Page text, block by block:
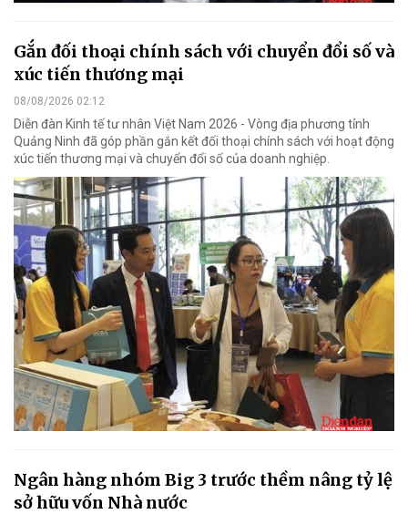
Gắn đối thoại chính sách với chuyển đổi số và
xúc tiến thương mại
08/08/2026 02:12
Diễn đàn Kinh tế tư nhân Việt Nam 2026 - Vòng địa phương tỉnh
Quảng Ninh đã góp phần gắn kết đối thoại chính sách với hoạt động
xúc tiến thương mại và chuyển đổi số của doanh nghiệp.
Ngân hàng nhóm Big 3 trước thềm nâng tỷ lệ
sở hữu vốn Nhà nước